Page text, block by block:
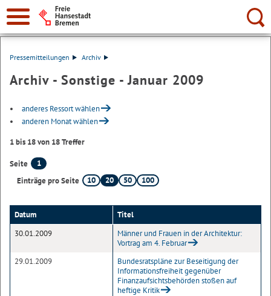
Suche:
Pressemitteilungen Archiv
Archiv - Sonstige - Januar 2009
anderes Ressort wählen
anderen Monat wählen
1 bis 18 von 18 Treffer
Seite
1
Einträge pro Seite
10 20 50 100
Datum
Titel
30.01.2009
Männer und Frauen in der Architektur:
Vortrag am 4. Februar
29.01.2009
Bundesratspläne zur Beseitigung der
Informationsfreiheit gegenüber
Finanzaufsichtsbehörden stoßen auf
heftige Kritik